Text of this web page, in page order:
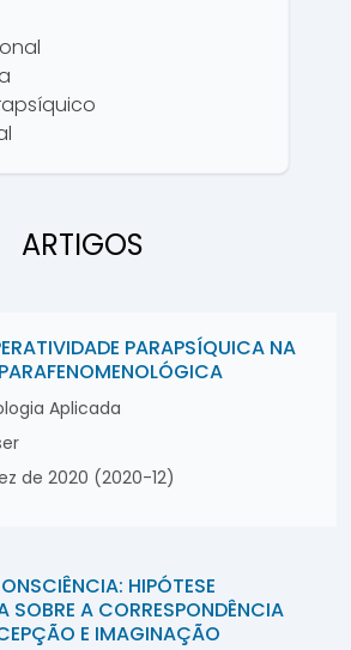
ARTIGOS
PARAPSÍQUICA NA
Aplicada
de 2020 (2020-12)
HIPÓTESE
SOBRE A CORRESPONDÊNCIA
E IMAGINAÇÃO